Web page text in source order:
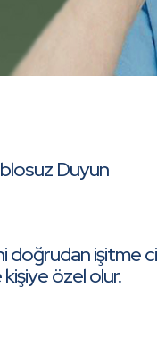
Duyun
işitme
kişiye özel olur.